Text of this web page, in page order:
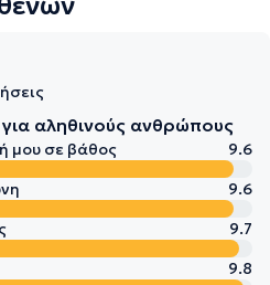
αληθινούς ανθρώπους
μου σε βάθος
9.6
9.6
9.7
9.8